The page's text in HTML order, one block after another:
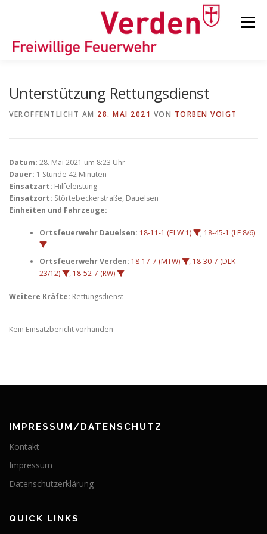
Menü
KINDER-/JUGENDFEUERWEHR
Unterstützung Rettungsdienst
VERÖFFENTLICHT AM 28. MAI 2021 VON TORBEN VOIGT
Datum: 28. Mai 2021 um 8:23 Uhr
Dauer: 1 Stunde 42 Minuten
Einsatzart: Hilfeleistung
Einsatzort: Störtebeckerstraße, Dauelsen
Einheiten und Fahrzeuge:
Ortsfeuerwehr Dauelsen: 18-11-1 (ELW 1) , 18-45-1 (LF 8/6)
Ortsfeuerwehr Verden: 18-17-7 (MTW) , 18-30-7 (DLK
23/12)
, 18-52-7 (RW)
Weitere Kräfte: Rettungsdienst
Kein Einsatzbericht vorhanden
IMPRESSUM/DATENSCHUTZ
Kontakt
Impressum
Datenschutzerklärung
QUICK LINKS